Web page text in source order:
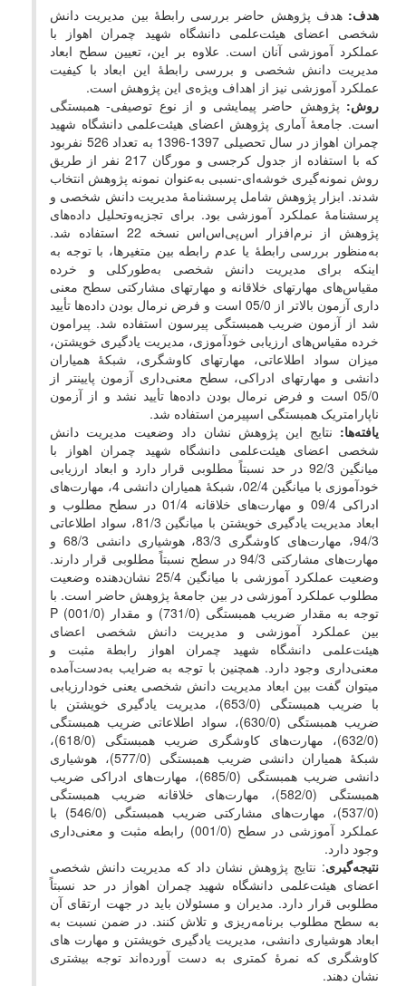
هدف:هدف پژوهش حاضر بررسی رابطۀ بین مدیریت دانش
شخصی اعضای هیئت‌علمی دانشگاه شهید چمران اهواز با
عملکرد آموزشی آنان است. علاوه بر این، تعیین سطح ابعاد
مدیریت دانش شخصی و بررسی رابطۀ این ابعاد با کیفیت
عملکرد آموزشی نیز از اهداف ویژه­‌ی این پژوهش است.
روش: پژوهش حاضر پیمایشی و از نوع توصیفی- همبستگی
است. جامعۀ آماری پژوهش اعضای هیئت‌علمی دانشگاه شهید
چمران اهواز در سال تحصیلی 1397-1396 به تعداد 526 نفربود
که با استفاده از جدول کرجسی و مورگان 217 نفر از طریق
روش نمونه­‌گیری خوشه‌­ای-نسبی به‌عنوان نمونه پژوهش انتخاب
شدند. ابزار پژوهش شامل پرسشنامۀ مدیریت دانش شخصی و
پرسشنامۀ عملکرد آموزشی بود. برای تجزیه‌وتحلیل داده‌های
پژوهش از نرم‌­افزار اس‌پی‌اس‌اس نسخه 22 استفاده شد.
به‌منظور بررسی رابطۀ‌ یا عدم رابطه بین متغیرها، با توجه به
این­که برای مدیریت دانش شخصی به‌طورکلی و خرده
مقیاس‌های مهارت­های خلاقانه و مهارت­های مشارکتی سطح معنی­‌
داری آزمون بالاتر از 05/0 است و فرض نرمال بودن داده‌­ها تأیید
شد از آزمون‌ ضریب همبستگی پیرسون استفاده شد. پیرامون
خرده مقیاس‌های ارزیابی خودآموزی، مدیریت یادگیری خویشتن،
میزان سواد اطلاعاتی، مهارت‎های کاوشگری، شبکۀ همیاران
دانشی و مهارت­های ادراکی، سطح معنی‌­داری آزمون پایین­تر از
05/0 است و فرض نرمال بودن داده‌ها تأیید نشد و از آزمون
ناپارامتریک همبستگی اسپیرمن استفاده شد.
یافته‌ها: نتایج این پژوهش نشان داد وضعیت مدیریت دانش
شخصی اعضای هیئت‌علمی دانشگاه شهید چمران اهواز با
میانگین 92/3 در حد نسبتاً مطلوبی قرار دارد و ابعاد ارزیابی
خودآموزی با میانگین 02/4، شبکۀ همیاران دانشی 4، مهارت­‌های
ادراکی 09/4 و مهارت­‌های خلاقانه 01/4 در سطح مطلوب و
ابعاد مدیریت یادگیری خویشتن با میانگین 81/3، سواد اطلاعاتی
94/3، مهارت­‌های کاوشگری 83/3، هوشیاری دانشی 68/3 و
مهارت­‌های مشارکتی 94/3 در سطح نسبتاً مطلوبی قرار دارند.
وضعیت عملکرد آموزشی با میانگین 25/4 نشان­‌دهنده وضعیت
مطلوب عملکرد آموزشی در بین جامعۀ پژوهش حاضر است. با
توجه به مقدار ضریب همبستگی (731/0) و مقدار P (001/0)
بین عملکرد آموزشی و مدیریت دانش شخصی اعضای
هیئت‌علمی دانشگاه شهید چمران اهواز رابطة مثبت و
معنی‌داری وجود دارد. همچنین با توجه به ضرایب به‌دست‌آمده
می‎توان گفت بین ابعاد مدیریت دانش شخصی یعنی خودارزیابی
با ضریب همبستگی (653/0)، مدیریت یادگیری خویشتن با
ضریب همبستگی (630/0)، سواد اطلاعاتی ضریب همبستگی
(632/0)، مهارت‌های کاوشگری ضریب همبستگی (618/0)،
شبکۀ همیاران دانشی ضریب همبستگی (577/0)، هوشیاری
دانشی ضریب همبستگی (685/0)، مهارت‌های ادراکی ضریب
همبستگی (582/0)، مهارت‌های خلاقانه ضریب همبستگی
(537/0)، مهارت‌های مشارکتی ضریب همبستگی (546/0) با
عملکرد آموزشی در سطح (001/0) رابطه مثبت و معنی­‌داری
وجود دارد.
نتیجه‌گیری: نتایج پژوهش نشان داد که مدیریت دانش شخصی
اعضای هیئت‌علمی دانشگاه شهید چمران اهواز در حد نسبتاً
مطلوبی قرار دارد. مدیران و مسئولان باید در جهت ارتقای آن
به سطح مطلوب برنامه‌­ریزی و تلاش کنند. در ضمن نسبت به
ابعاد هوشیاری دانشی، مدیریت یادگیری خویشتن و مهارت­ های
کاوشگری که نمرۀ کمتری به دست آورده­‌اند توجه بیش­تری
نشان دهند.